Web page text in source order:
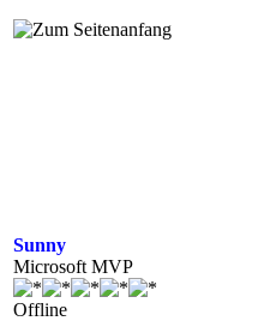
Sunny
Microsoft MVP
Offline